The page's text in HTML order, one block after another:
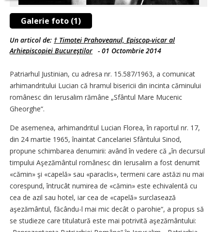
Galerie foto (1)
Un articol de: † Timotei Prahoveanul, Episcop-vicar al
Arhiepiscopiei Bucureştilor - 01 Octombrie 2014
Patriarhul Justinian, cu adresa nr. 15.587/1963, a comunicat
arhimandritului Lucian că hramul bisericii din incinta căminului
românesc din Ierusalim rămâne „Sfântul Mare Mucenic
Gheorghe“.
De asemenea, arhimandritul Lucian Florea, în raportul nr. 17,
din 24 martie 1965, înaintat Cancelariei Sfântului Sinod,
propune schimbarea denumirii: având în vedere că „în decursul
timpului Aşezământul românesc din Ierusalim a fost denumit
«cămin» şi «capelă» sau «paraclis», termeni care astăzi nu mai
corespund, întrucât numirea de «cămin» este echivalentă cu
cea de azil sau hotel, iar cea de «capelă» surclasează
aşezământul, făcându-l mai mic decât o parohie“, a propus să
se studieze care titulatură este mai potrivită aşezământului: